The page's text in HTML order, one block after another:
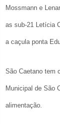
Mossmann e
as sub-21 Letícia
a caçula ponta
São Caetano tem
Municipal de São
alimentação.